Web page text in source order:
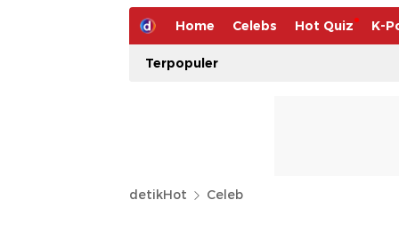
Home Celebs Hot Quiz K-
Terpopuler
detikHot Celeb